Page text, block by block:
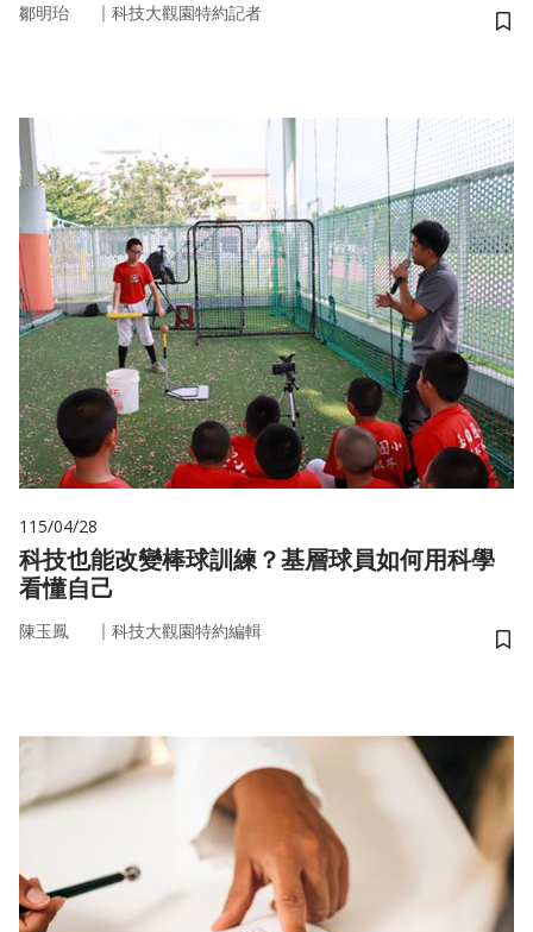
鄒明珆 ｜ 科技大觀園特約記者
儲
115/04/28
科技也能改變棒球訓練？基層球員如何用科學
看懂自己
陳玉鳳 ｜ 科技大觀園特約編輯
儲